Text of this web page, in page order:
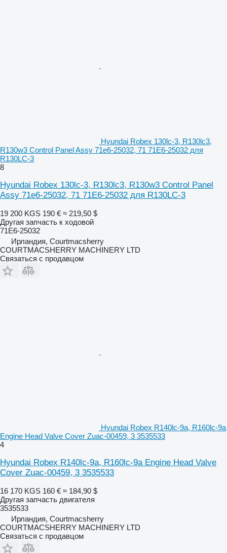
Hyundai Robex 130lc-3, R130lc3,
R130w3 Control Panel Assy 71e6-25032, 71 71E6-25032 для
R130LC-3
8
Hyundai Robex 130lc-3, R130lc3, R130w3 Control Panel
Assy 71e6-25032, 71 71E6-25032 для R130LC-3
19 200 KGS 190 € ≈ 219,50 $
Другая запчасть к ходовой
71E6-25032
Ирландия, Courtmacsherry
COURTMACSHERRY MACHINERY LTD
Связаться с продавцом
Hyundai Robex R140lc-9a, R160lc-9a
Engine Head Valve Cover Zuac-00459, 3 3535533
4
Hyundai Robex R140lc-9a, R160lc-9a Engine Head Valve
Cover Zuac-00459, 3 3535533
16 170 KGS 160 € ≈ 184,90 $
Другая запчасть двигателя
3535533
Ирландия, Courtmacsherry
COURTMACSHERRY MACHINERY LTD
Связаться с продавцом